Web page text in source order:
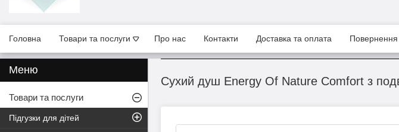
Головна Товари та послуги Про нас Контакти Доставка та оплата Повернення
Сухий душ Energy Of Nature Comfort з
Товари та послуги
Підгузки для дітей